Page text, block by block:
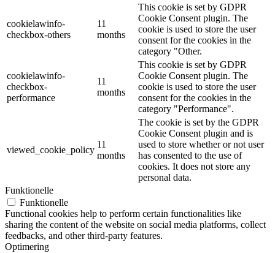
cookielawinfo-
checkbox-others
11
months
This cookie is set by GDPR
Cookie Consent plugin. The
cookie is used to store the user
consent for the cookies in the
category "Other.
cookielawinfo-
checkbox-
performance
11
months
This cookie is set by GDPR
Cookie Consent plugin. The
cookie is used to store the user
consent for the cookies in the
category "Performance".
viewed_cookie_policy
11
months
The cookie is set by the GDPR
Cookie Consent plugin and is
used to store whether or not user
has consented to the use of
cookies. It does not store any
personal data.
Funktionelle
Funktionelle
Functional cookies help to perform certain functionalities like
sharing the content of the website on social media platforms, collect
feedbacks, and other third-party features.
Optimering